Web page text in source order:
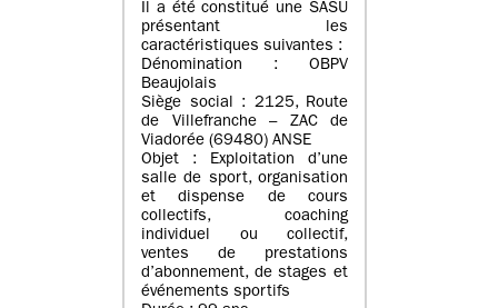
Il a été constitué une SASU
présentant les
caractéristiques suivantes :
Dénomination : OBPV
Beaujolais
Siège social : 2125, Route
de Villefranche – ZAC de
Viadorée (69480) ANSE
Objet : Exploitation d’une
salle de sport, organisation
et dispense de cours
collectifs, coaching
individuel ou collectif,
ventes de prestations
d’abonnement, de stages et
événements sportifs